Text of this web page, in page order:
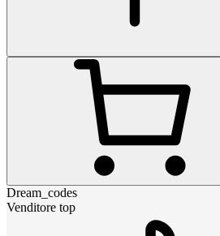
Dream_codes
Venditore top